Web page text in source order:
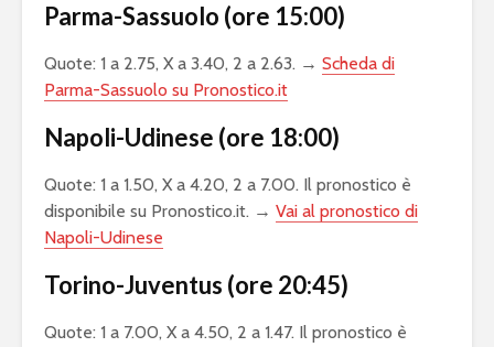
Parma-Sassuolo (ore 15:00)
Quote: 1 a 2.75, X a 3.40, 2 a 2.63. → Scheda di
Parma-Sassuolo su Pronostico.it
Napoli-Udinese (ore 18:00)
Quote: 1 a 1.50, X a 4.20, 2 a 7.00. Il pronostico è
disponibile su Pronostico.it. → Vai al pronostico di
Napoli-Udinese
Torino-Juventus (ore 20:45)
Quote: 1 a 7.00, X a 4.50, 2 a 1.47. Il pronostico è